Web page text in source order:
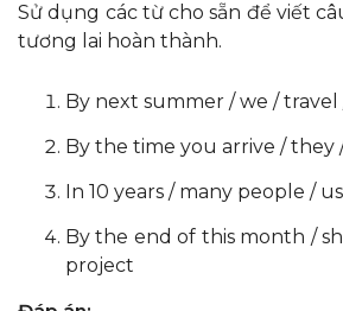
Sử dụng các từ cho sẵn để viết
tương lai hoàn thành.
By next summer / we /
By the time you arrive / they
In 10 years / many people /
By the end of this month /
project